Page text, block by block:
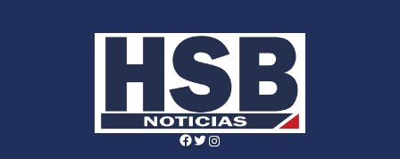
Facebook
Twitter
Instagram